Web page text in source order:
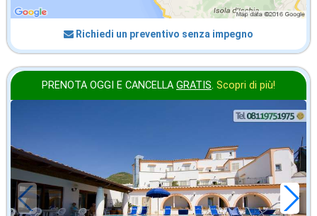
Richiedi un preventivo senza impegno
PRENOTA OGGI E CANCELLA GRATIS. Scopri di più!
€28,43
a notte